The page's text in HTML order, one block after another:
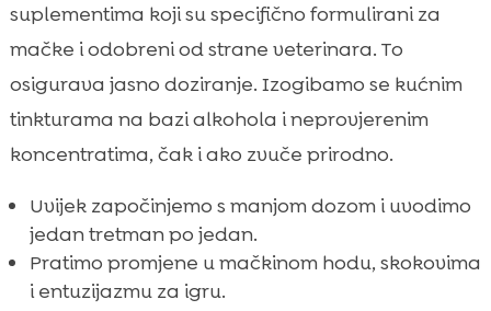
suplementima koji su specifično formulirani za
mačke i odobreni od strane veterinara. To
osigurava jasno doziranje. Izogibamo se kućnim
tinkturama na bazi alkohola i neprovjerenim
koncentratima, čak i ako zvuče prirodno.
Uvijek započinjemo s manjom dozom i uvodimo
jedan tretman po jedan.
Pratimo promjene u mačkinom hodu, skokovima
i entuzijazmu za igru.